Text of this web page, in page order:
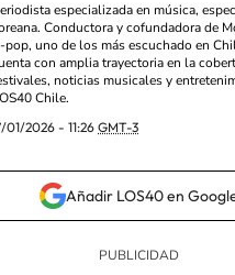
especializada en música,
Conductora y cofundadora de
pop, uno de los más escuchado en
con amplia trayectoria en la
noticias musicales y
Chile.
01/2026 - 11:26 GMT-3
Añadir LOS40 en